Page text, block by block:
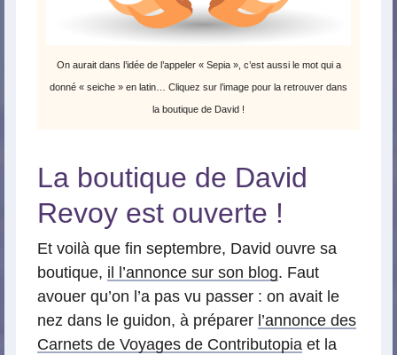
On aurait dans l’idée de l’appeler « Sepia », c’est aussi le mot qui a
donné « seiche » en latin… Cliquez sur l’image pour la retrouver dans
la boutique de David !
La boutique de David
Revoy est ouverte !
Et voilà que fin septembre, David ouvre sa
boutique, il l’annonce sur son blog. Faut
avouer qu’on l’a pas vu passer : on avait le
nez dans le guidon, à préparer l’annonce des
Carnets de Voyages de Contributopia et la